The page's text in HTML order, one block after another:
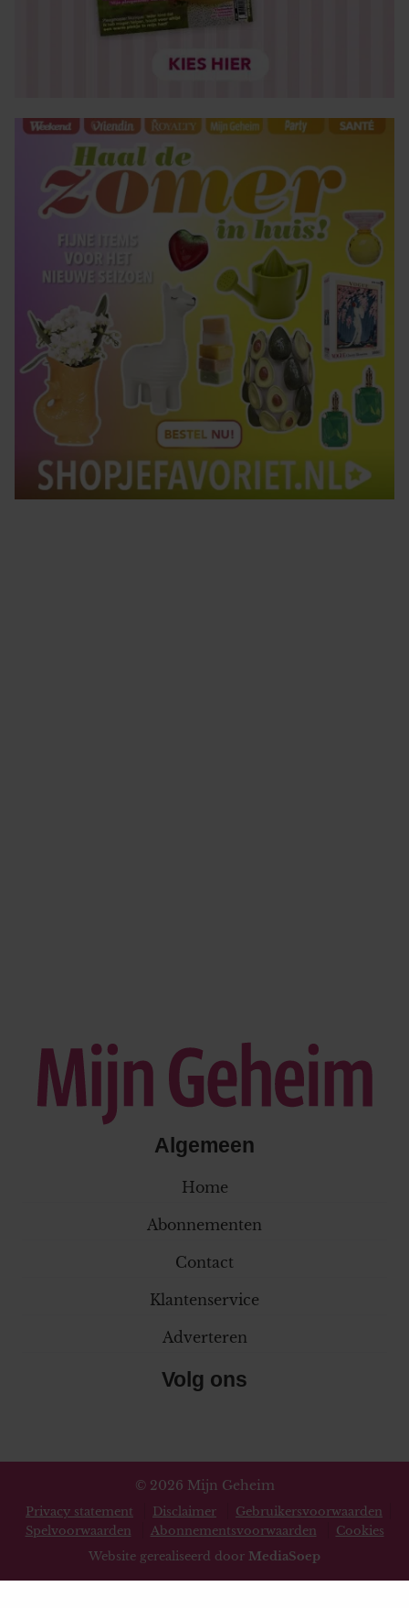
Algemeen
Home
Abonnementen
Contact
Klantenservice
Adverteren
Volg ons
© 2026 Mijn Geheim
Privacy statement Disclaimer
Gebruikersvoorwaarden
Spelvoorwaarden
Abonnementsvoorwaarden
Cookies
Website gerealiseerd door MediaSoep